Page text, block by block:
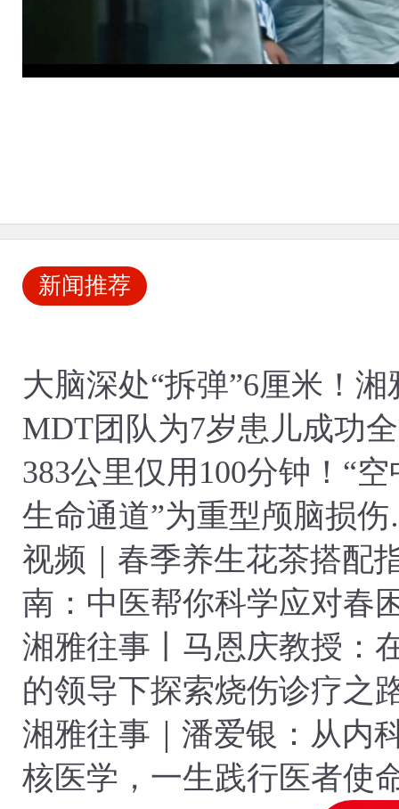
新闻推荐
大脑深处“拆弹”6厘米！湘
MDT团队为7岁患儿成功
松果体区巨瘤
383公里仅用100分钟！“空
生命通道”为重型颅脑损伤
者赢得生机
视频｜春季养生花茶搭配
南：中医帮你科学应对春
唤醒身心
湘雅往事丨马恩庆教授：
的领导下探索烧伤诊疗之
湘雅往事｜潘爱银：从内
核医学，一生践行医者使